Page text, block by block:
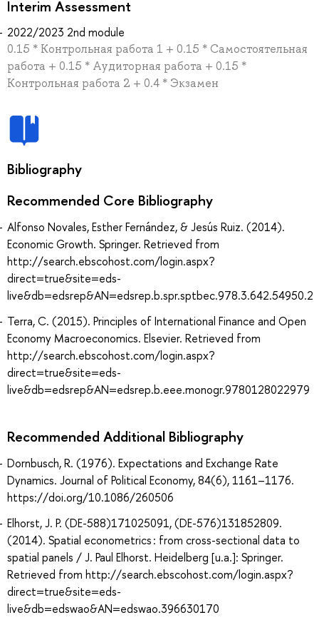
Interim Assessment
2022/2023 2nd module
0.15 * Контрольная работа 1 + 0.15 * Самостоятельная
работа + 0.15 * Аудиторная работа + 0.15 *
Контрольная работа 2 + 0.4 * Экзамен
Bibliography
Recommended Core Bibliography
Alfonso Novales, Esther Fernández, & Jesús Ruiz. (2014).
Economic Growth. Springer. Retrieved from
http://search.ebscohost.com/login.aspx?
direct=true&site=eds-
live&db=edsrep&AN=edsrep.b.spr.sptbec.978.3.642.54950.2
Terra, C. (2015). Principles of International Finance and Open
Economy Macroeconomics. Elsevier. Retrieved from
http://search.ebscohost.com/login.aspx?
direct=true&site=eds-
live&db=edsrep&AN=edsrep.b.eee.monogr.9780128022979
Recommended Additional Bibliography
Dornbusch, R. (1976). Expectations and Exchange Rate
Dynamics. Journal of Political Economy, 84(6), 1161–1176.
https://doi.org/10.1086/260506
Elhorst, J. P. (DE-588)171025091, (DE-576)131852809.
(2014). Spatial econometrics : from cross-sectional data to
spatial panels / J. Paul Elhorst. Heidelberg [u.a.]: Springer.
Retrieved from http://search.ebscohost.com/login.aspx?
direct=true&site=eds-
live&db=edswao&AN=edswao.396630170